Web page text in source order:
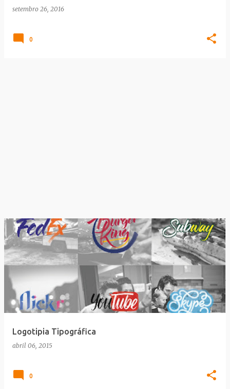
setembro 26, 2016
0
Logotipia Tipográfica
abril 06, 2015
0